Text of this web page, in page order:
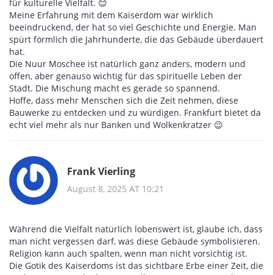
für kulturelle Vielfalt. 😊
Meine Erfahrung mit dem Kaiserdom war wirklich
beeindruckend, der hat so viel Geschichte und Energie. Man
spürt förmlich die Jahrhunderte, die das Gebäude überdauert
hat.
Die Nuur Moschee ist natürlich ganz anders, modern und
offen, aber genauso wichtig für das spirituelle Leben der
Stadt. Die Mischung macht es gerade so spannend.
Hoffe, dass mehr Menschen sich die Zeit nehmen, diese
Bauwerke zu entdecken und zu würdigen. Frankfurt bietet da
echt viel mehr als nur Banken und Wolkenkratzer 😉
Frank Vierling
August 8, 2025 AT 10:21
Während die Vielfalt natürlich lobenswert ist, glaube ich, dass
man nicht vergessen darf, was diese Gebäude symbolisieren.
Religion kann auch spalten, wenn man nicht vorsichtig ist.
Die Gotik des Kaiserdoms ist das sichtbare Erbe einer Zeit, die